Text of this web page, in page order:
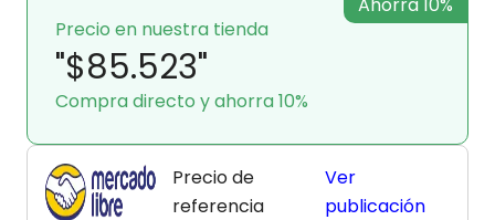
Precio en nuestra tienda
"$85.523"
Compra directo y ahorra 10%
Precio de
referencia
Ver
publicación